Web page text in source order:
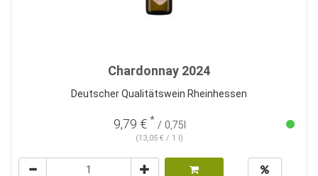
Chardonnay 2024
Deutscher Qualitätswein Rheinhessen
9,79 € * / 0,75l
(13,05 € / 1 l)